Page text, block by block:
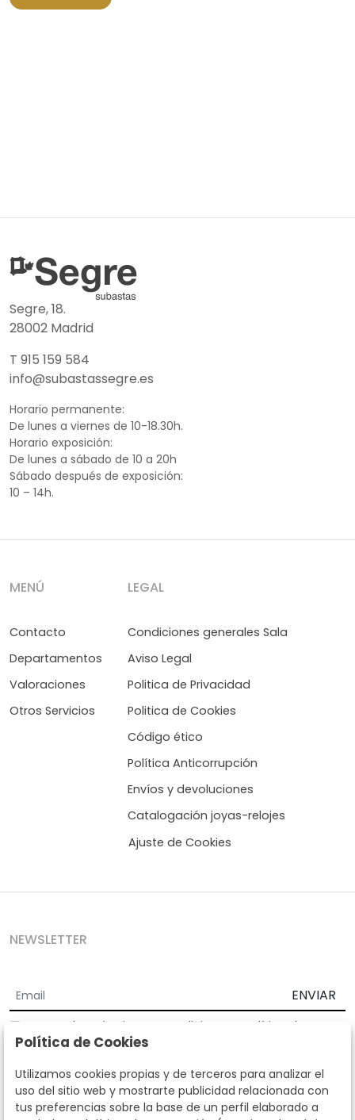
Segre, 18.
28002 Madrid
T 915 159 584
info@subastassegre.es
Horario permanente:
De lunes a viernes de 10-18.30h.
Horario exposición:
De lunes a sábado de 10 a 20h
Sábado después de exposición:
10 – 14h.
MENÚ
Contacto
Departamentos
Valoraciones
Otros Servicios
LEGAL
Condiciones generales Sala
Aviso Legal
Politica de Privacidad
Politica de Cookies
Código ético
Política Anticorrupción
Envíos y devoluciones
Catalogación joyas-relojes
Ajuste de Cookies
NEWSLETTER
ENVIAR
Acepto los Términos y Condiciones
Política de
privacidad
Según la LOPD y disposiciones de desarrollo, informamos que sus
datos personales serán tratados por parte de Subastas Segre con la
finalidad de gestionar la relación comercial. Puede ejercitar los
derechos de acceso, rectificación, cancelación, oposición y demás
Política de Cookies
Utilizamos cookies propias y de terceros para analizar el
uso del sitio web y mostrarte publicidad relacionada con
tus preferencias sobre la base de un perfil elaborado a